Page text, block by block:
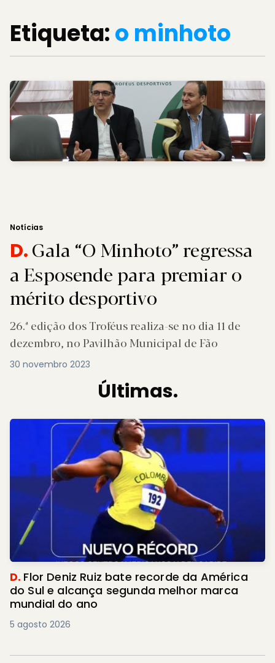
Etiqueta:o minhoto
Notícias
D.Gala “O Minhoto” regressa
a Esposende para premiar o
mérito desportivo
26.ª edição dos Troféus realiza-se no dia 11 de
dezembro, no Pavilhão Municipal de Fão
30 novembro 2023
Últimas.
D. Flor Deniz Ruiz bate recorde da América
do Sul e alcança segunda melhor marca
mundial do ano
5 agosto 2026